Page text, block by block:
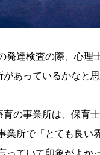
発達検査の際、心理
があっているかなと
育の事業所は、保育
業所で「とても良い